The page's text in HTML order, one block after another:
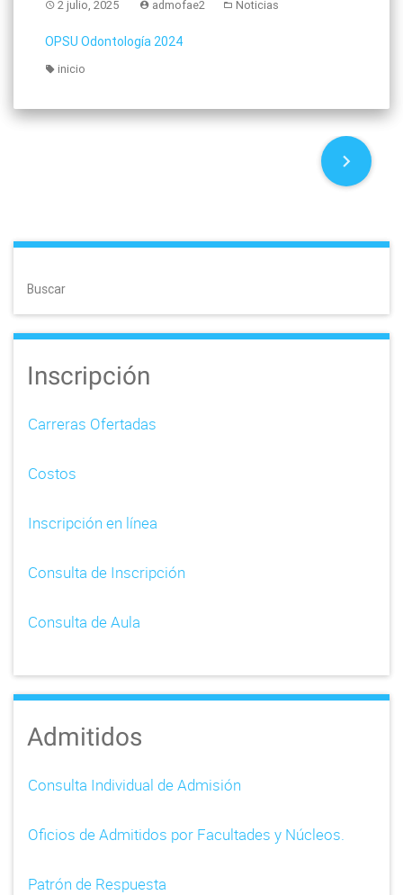
2 julio, 2025 admofae2 Noticias
OPSU Odontología 2024
inicio
s
s
n
a
g
a
o
Buscar
Inscripción
Carreras Ofertadas
Costos
Inscripción en línea
Consulta de Inscripción
Consulta de Aula
Admitidos
Consulta Individual de Admisión
Oficios de Admitidos por Facultades y Núcleos.
Patrón de Respuesta